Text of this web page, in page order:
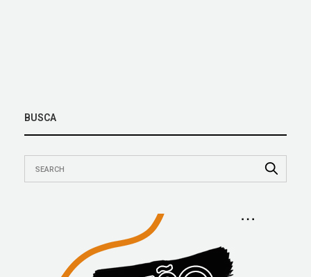
BUSCA